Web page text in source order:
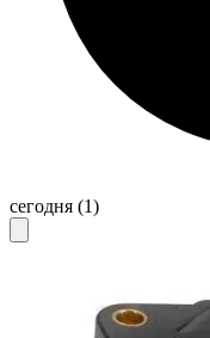
сегодня (1)